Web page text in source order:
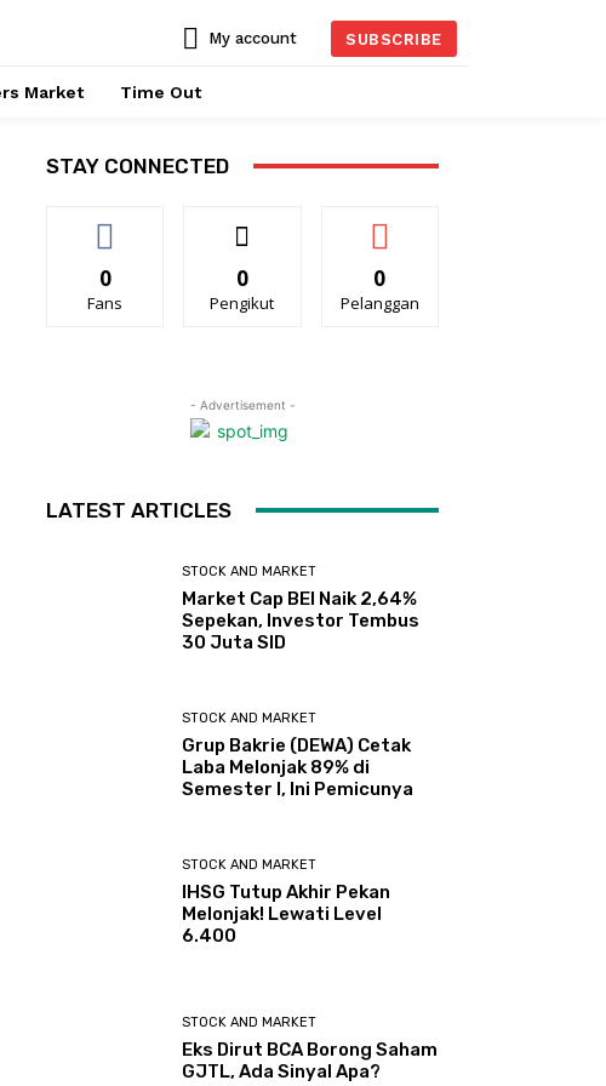
My account SUBSCRIBE
Market Time Out
STAY CONNECTED
0
Fans
0
Pengikut
0
Pelanggan
- Advertisement -
LATEST ARTICLES
STOCK AND MARKET
Market Cap BEI Naik 2,64%
Sepekan, Investor Tembus
30 Juta SID
STOCK AND MARKET
Grup Bakrie (DEWA) Cetak
Laba Melonjak 89% di
Semester I, Ini Pemicunya
STOCK AND MARKET
IHSG Tutup Akhir Pekan
Melonjak! Lewati Level
6.400
STOCK AND MARKET
Eks Dirut BCA Borong Saham
GJTL, Ada Sinyal Apa?